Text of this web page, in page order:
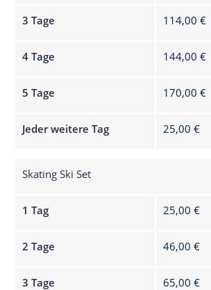
3 Tage
4 Tage
5 Tage
Jeder weitere Tag
114,00 €
144,00 €
170,00 €
25,00 €
1 Tag
2 Tage
3 Tage
Skating Ski Set
25,00 €
46,00 €
65,00 €